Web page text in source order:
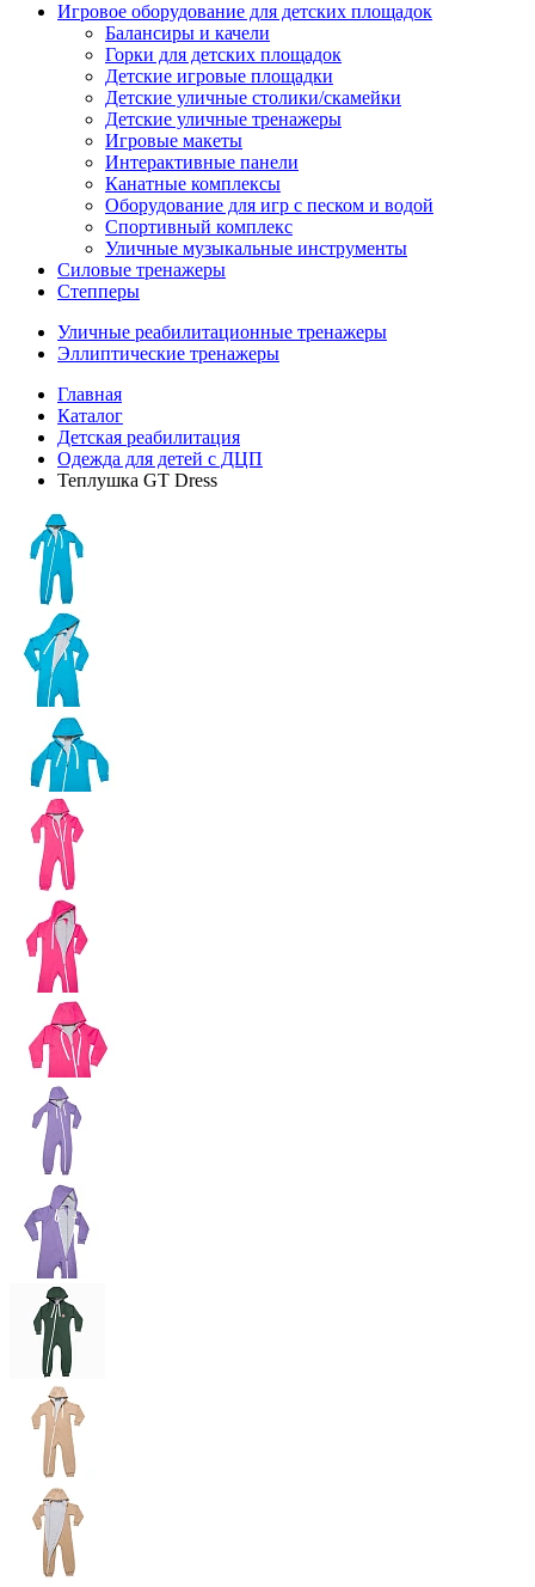
Игровое оборудование для детских площадок
Балансиры и качели
Горки для детских площадок
Детские игровые площадки
Детские уличные столики/скамейки
Детские уличные тренажеры
Игровые макеты
Интерактивные панели
Канатные комплексы
Оборудование для игр с песком и водой
Спортивный комплекс
Уличные музыкальные инструменты
Силовые тренажеры
Степперы
Уличные реабилитационные тренажеры
Эллиптические тренажеры
Главная
Каталог
Детская реабилитация
Одежда для детей с ДЦП
Теплушка GT Dress